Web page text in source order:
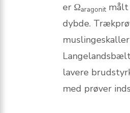
er Ωaragonit
dybde.
lavere
med prøver